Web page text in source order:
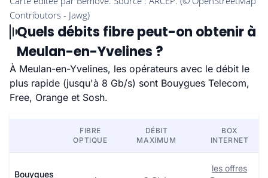
Quels débits fibre peut-on obtenir à
Meulan-en-Yvelines ?
À Meulan-en-Yvelines, les opérateurs avec le débit le
plus rapide (jusqu'à 8 Gb/s) sont Bouygues Telecom,
Free, Orange et Sosh.
FIBRE
OPTIQUE
DÉBIT
MAXIMUM
BOX
INTERNET
Bouygues
les offres